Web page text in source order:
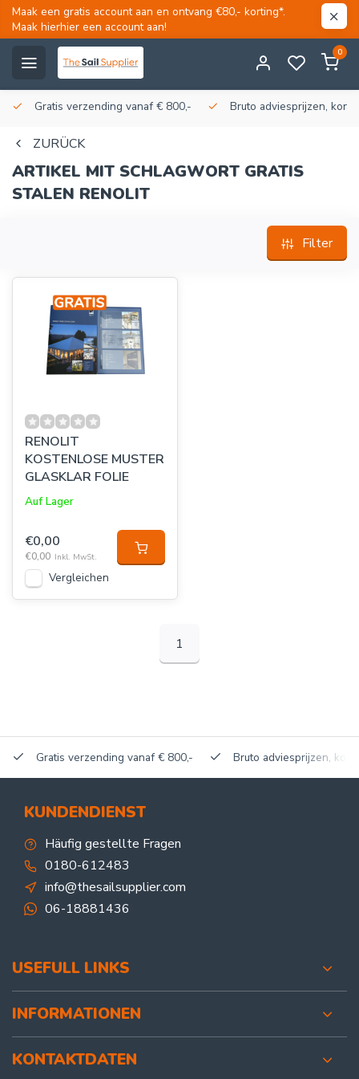
Maak een gratis account aan en ontvang €80,- korting*.
Maak hierhier een account aan!
0
Gratis verzending vanaf € 800,- Bruto adviesprijzen,
ZURÜCK
ARTIKEL MIT SCHLAGWORT GRATIS
STALEN RENOLIT
Filter
RENOLIT
KOSTENLOSE MUSTER
GLASKLAR FOLIE
Auf Lager
€0,00
€0,00 Inkl. MwSt.
Vergleichen
1
Gratis verzending vanaf € 800,- Bruto adviesprijzen,
KUNDENDIENST
Häufig gestellte Fragen
0180-612483
info@thesailsupplier.com
06-18881436
USEFULL LINKS
INFORMATIONEN
KONTAKTDATEN